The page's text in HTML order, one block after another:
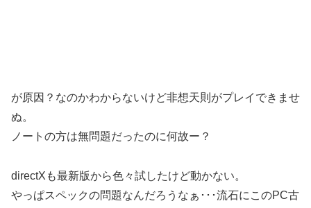
が原因？なのかわからないけど非想天則がプレイできませ
ぬ。
ノートの方は無問題だったのに何故ー？
directXも最新版から色々試したけど動かない。
やっぱスペックの問題なんだろうなぁ･･･流石にこのPC古